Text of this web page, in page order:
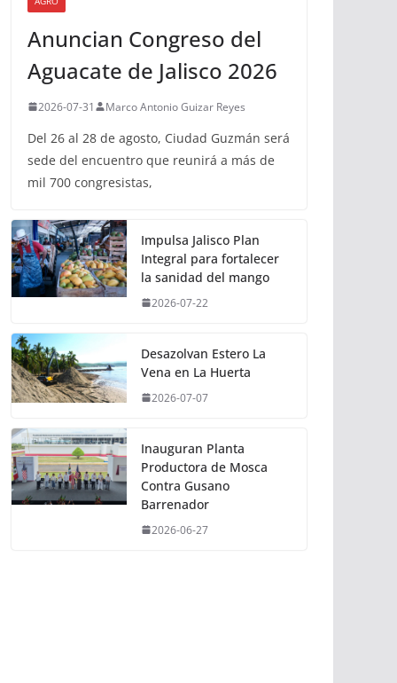
Anuncian Congreso del
Aguacate de Jalisco 2026
2026-07-31 Marco Antonio Guizar Reyes
Del 26 al 28 de agosto, Ciudad Guzmán será
sede del encuentro que reunirá a más de
mil 700 congresistas,
Impulsa Jalisco Plan
Integral para fortalecer
la sanidad del mango
2026-07-22
Desazolvan Estero La
Vena en La Huerta
2026-07-07
Inauguran Planta
Productora de Mosca
Contra Gusano
Barrenador
2026-06-27